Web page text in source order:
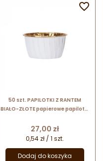
50 szt. PAPILOTKI Z RANTEM
BIAŁO-ZŁOTE papierowe papilotki
powłoką w kolorze złotym
Cena
27,00 zł
0,54 zł / 1 szt.
Dodaj do koszyka
